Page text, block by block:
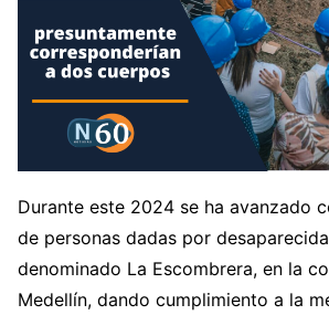
Durante este 2024 se ha avanzado
de personas dadas por
denominado La Escombrera, en la
Medellín, dando cumplimiento a la